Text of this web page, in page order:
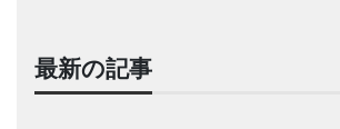
最新の記事